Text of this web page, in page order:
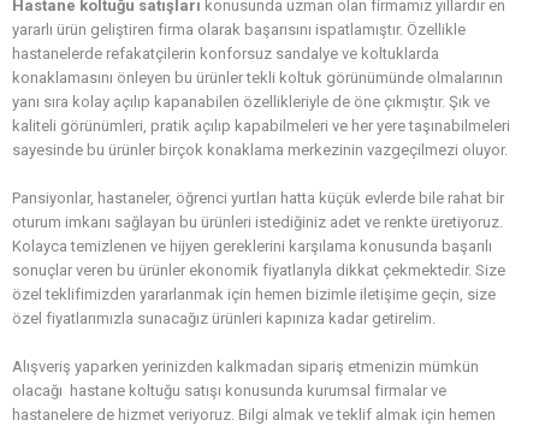
Hastane koltuğu satışları konusunda uzman olan firmamız yıllardır en
yararlı ürün geliştiren firma olarak başarısını ispatlamıştır. Özellikle
hastanelerde refakatçilerin konforsuz sandalye ve koltuklarda
konaklamasını önleyen bu ürünler tekli koltuk görünümünde olmalarının
yanı sıra kolay açılıp kapanabilen özellikleriyle de öne çıkmıştır. Şık ve
kaliteli görünümleri, pratik açılıp kapabilmeleri ve her yere taşınabilmeleri
sayesinde bu ürünler birçok konaklama merkezinin vazgeçilmezi oluyor.
Pansiyonlar, hastaneler, öğrenci yurtları hatta küçük evlerde bile rahat bir
oturum imkanı sağlayan bu ürünleri istediğiniz adet ve renkte üretiyoruz.
Kolayca temizlenen ve hijyen gereklerini karşılama konusunda başarılı
sonuçlar veren bu ürünler ekonomik fiyatlarıyla dikkat çekmektedir. Size
özel teklifimizden yararlanmak için hemen bizimle iletişime geçin, size
özel fiyatlarımızla sunacağız ürünleri kapınıza kadar getirelim.
Alışveriş yaparken yerinizden kalkmadan sipariş etmenizin mümkün
olacağı hastane koltuğu satışı konusunda kurumsal firmalar ve
hastanelere de hizmet veriyoruz. Bilgi almak ve teklif almak için hemen